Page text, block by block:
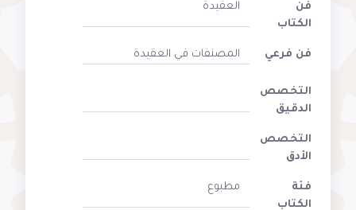
فن
الكتاب
العقيدة
فن فرعي المصنفات في العقيدة
التخصص
الدقيق
التخصص
الأدق
فئة
الكتاب
مطبوع